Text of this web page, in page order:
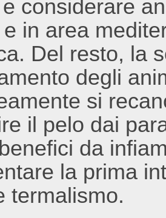
considerare
in area
Del resto, la
degli
si
il pelo dai
da
la prima
termalismo.